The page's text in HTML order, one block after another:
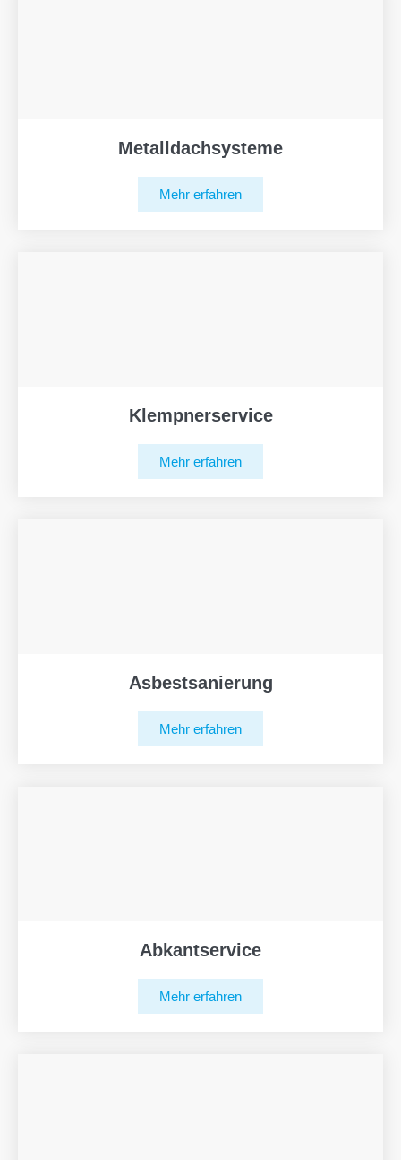
Metalldachsysteme
Mehr erfahren
Klempnerservice
Mehr erfahren
Asbestsanierung
Mehr erfahren
Abkantservice
Mehr erfahren